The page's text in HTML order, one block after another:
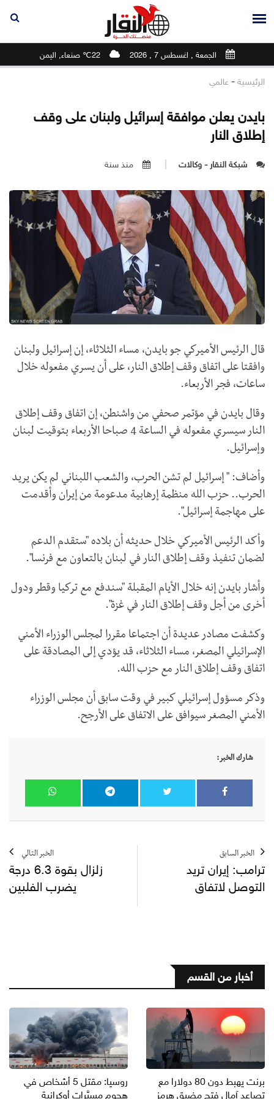
الجمعة , اغسطس 7 , 2026 22℃ صنعاء, اليمن
الرئيسية - عالمي
بايدن يعلن موافقة إسرائيل ولبنان على وقف
إطلاق النار
شبكة النقار - وكالات منذ سنة
قال الرئيس الأميركي جو بايدن، مساء الثلاثاء، إن إسرائيل ولبنان
وافقتا على اتفاق وقف إطلاق النار، على أن يسري مفعوله خلال
ساعات، فجر الأربعاء.
وقال بايدن في مؤتمر صحفي من واشنطن، إن اتفاق وقف إطلاق
النار سيسري مفعوله في الساعة 4 صباحا الأربعاء بتوقيت لبنان
وإسرائيل.
وأضاف: " إسرائيل لم تشن الحرب، والشعب اللبناني لم يكن يريد
الحرب.. حزب الله منظمة إرهابية مدعومة من إيران وأقدمت
على مهاجمة إسرائيل".
وأكد الرئيس الأميركي خلال حديثه أن بلاده "ستقدم الدعم
لضمان تنفيذ وقف إطلاق النار في لبنان بالتعاون مع فرنسا".
وأشار بايدن إنه خلال الأيام المقبلة "سندفع مع تركيا وقطر ودول
أخرى من أجل وقف إطلاق النار في غزة".
وكشفت مصادر عديدة أن اجتماعا مقررا لمجلس الوزراء الأمني
الإسرائيلي المصغر، مساء الثلاثاء، قد يؤدي إلى المصادقة على
اتفاق وقف إطلاق النار مع حزب الله.
وذكر مسؤول إسرائيلي كبير في وقت سابق أن مجلس الوزراء
الأمني المصغر سيوافق على الاتفاق على الأرجح.
شارك الخبر:
الخبر السابق
ترامب: إيران تريد
التوصل لاتفاق
الخبر التالي
زلزال بقوة 6.3 درجة
يضرب الفلبين
أخبار من القسم
برنت يهبط دون 80 دولارا مع
تصاعد آمال فتح مضيق هرمز
روسيا: مقتل 5 أشخاص في
هجوم مسيَّرات أوكرانية